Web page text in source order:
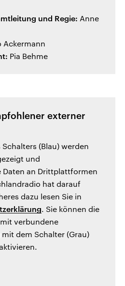
und Regie: Anne
Ackermann
Pia Behme
externer
(Blau) werden
und
Daten an Drittplattformen
hat darauf
dazu lesen Sie in
. Sie können die
verbundene
dem Schalter (Grau)